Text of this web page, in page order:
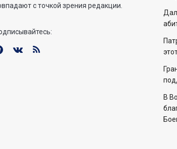
с точкой зрения редакции.
В